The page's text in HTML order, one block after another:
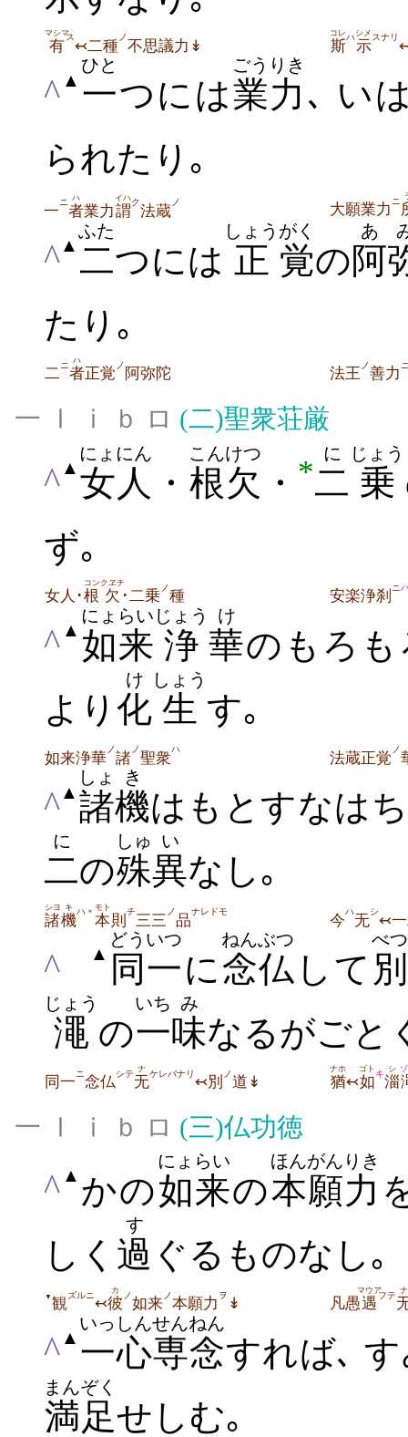
有
マシマス↢二種ノ不思議力↡ 斯
コレハ示
シメ スナリ
^ ▲ 一
ひと
つには業力
ごうりき
､ い
られたり｡
一ニ者
ハ
業力謂
イハク法蔵ノ 大願業力 ニ
^▲ 二
ふた
つには 正
しょう
覚
がく
の阿
あ
たり｡
二 ニ者
ハ
正覚 ノ 阿弥陀 法王 ノ善力
一 Ⅰ ⅰ ｂ ロ (二)聖衆荘厳
^ ▲ 女人
にょにん
・ 根欠
こんけつ
・ *二
に
乗
じょう
ず｡
女人･根
コン
欠
クヱチ
･二乗 ノ種 安楽浄刹 ニ
^ ▲ 如来
にょらい
浄
じょう
華
け
のもろ
より 化
け
生
しょう
す｡
如来浄華ノ諸ノ聖衆ハ 法蔵正覚 ノ
^▲ 諸
しょ
機
き
は もとすなはち
二
に
の殊
しゅ
異
い
なし｡
諸
シヨ
機
キ ハ＊ 本
モト
則 チ三三 ノ品ナレドモ 今ハ无シ↢
^ ▲ 同一
どういつ
に念仏
ねんぶつ
して 別
べつ
澠
じょう
の一
いち
味
み
なるがごと
同一 ニ念仏シテ无
ナ ケレバナリ↢別 ノ道↡ 猶
ナホ
↢如
ゴト キ淄
シ ゾ
一 Ⅰ ⅰ ｂ ロ (三)仏功徳
^ ▲ かの如来
にょらい
の本願
ほんがん
力
りき
しく 過
す
ぐるものなし｡
▼観ズルニ↢彼
カ ノ如来 ノ本願力 ヲ ↡ 凡愚遇
マウアフテ ナ
^ ▲ 一心
いっしん
専念
せんねん
すれば､
満足
まんぞく
せしむ｡